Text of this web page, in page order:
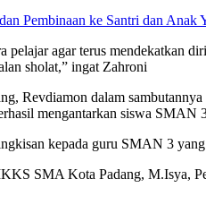
Pembinaan ke Santri dan Anak
pelajar agar terus mendekatkan
sholat,” ingat Zahroni
Revdiamon dalam
mengantarkan siswa
kepada guru SMAN 3
SMA Kota Padang, M.Isya,